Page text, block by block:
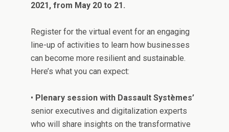
2021, from May 20 to 21.
Register for the virtual event for an engaging
line-up of activities to learn how businesses
can become more resilient and sustainable.
Here’s what you can expect:
• Plenary session with Dassault Systèmes’
senior executives and digitalization experts
who will share insights on the transformative